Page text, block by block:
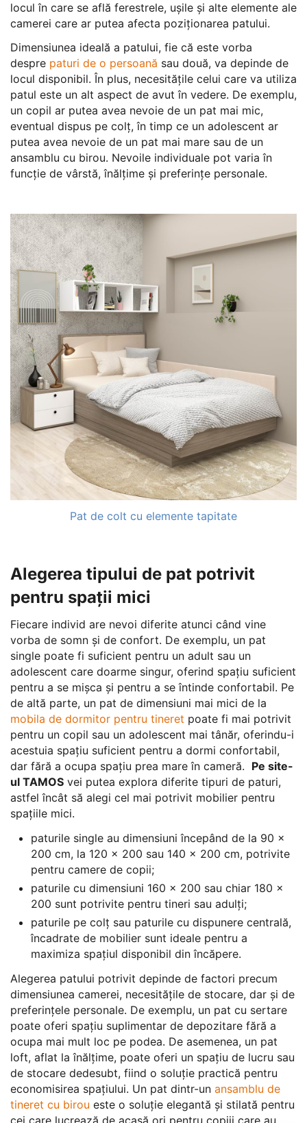
locul în care se află ferestrele, ușile și alte elemente ale
camerei care ar putea afecta poziționarea patului.
Dimensiunea ideală a patului, fie că este vorba
despre paturi de o persoană sau două, va depinde de
locul disponibil. În plus, necesitățile celui care va utiliza
patul este un alt aspect de avut în vedere. De exemplu,
un copil ar putea avea nevoie de un pat mai mic,
eventual dispus pe colț, în timp ce un adolescent ar
putea avea nevoie de un pat mai mare sau de un
ansamblu cu birou. Nevoile individuale pot varia în
funcție de vârstă, înălțime și preferințe personale.
Pat de colt cu elemente tapitate
Alegerea tipului de pat potrivit
pentru spații mici
Fiecare individ are nevoi diferite atunci când vine
vorba de somn și de confort. De exemplu, un pat
single poate fi suficient pentru un adult sau un
adolescent care doarme singur, oferind spațiu suficient
pentru a se mișca și pentru a se întinde confortabil. Pe
de altă parte, un pat de dimensiuni mai mici de la
mobila de dormitor pentru tineret poate fi mai potrivit
pentru un copil sau un adolescent mai tânăr, oferindu-i
acestuia spațiu suficient pentru a dormi confortabil,
dar fără a ocupa spațiu prea mare în cameră. Pe site-
ul TAMOS vei putea explora diferite tipuri de paturi,
astfel încât să alegi cel mai potrivit mobilier pentru
spațiile mici.
paturile single au dimensiuni începând de la 90 x
200 cm, la 120 x 200 sau 140 x 200 cm, potrivite
pentru camere de copii;
paturile cu dimensiuni 160 x 200 sau chiar 180 x
200 sunt potrivite pentru tineri sau adulți;
paturile pe colț sau paturile cu dispunere centrală,
încadrate de mobilier sunt ideale pentru a
maximiza spațiul disponibil din încăpere.
Alegerea patului potrivit depinde de factori precum
dimensiunea camerei, necesitățile de stocare, dar și de
preferințele personale. De exemplu, un pat cu sertare
poate oferi spațiu suplimentar de depozitare fără a
ocupa mai mult loc pe podea. De asemenea, un pat
loft, aflat la înălțime, poate oferi un spațiu de lucru sau
de stocare dedesubt, fiind o soluție practică pentru
economisirea spațiului. Un pat dintr-un ansamblu de
tineret cu birou este o soluție elegantă și stilată pentru